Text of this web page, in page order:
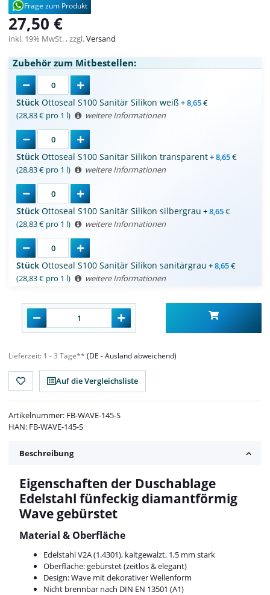
Frage zum Produkt
27,50 €
inkl. 19% MwSt. , zzgl.Versand
Zubehör zum Mitbestellen:
Stück Ottoseal S100 Sanitär Silikon weiß +8,65€
(28,83 € pro 1 l)
weitere Informationen
Stück Ottoseal S100 Sanitär Silikon transparent+8,65€
(28,83 € pro 1 l)
weitere Informationen
Stück Ottoseal S100 Sanitär Silikon silbergrau +8,65€
(28,83 € pro 1 l)
weitere Informationen
Stück Ottoseal S100 Sanitär Silikon sanitärgrau +8,65€
(28,83 € pro 1 l)
weitere Informationen
Lieferzeit: 1 - 3 Tage** (DE - Ausland abweichend)
Auf die Vergleichsliste
Artikelnummer: FB-WAVE-145-S
HAN: FB-WAVE-145-S
Beschreibung
Eigenschaften der Duschablage
Edelstahl fünfeckig diamantförmig
Wave gebürstet
Material & Oberfläche
Edelstahl V2A (1.4301), kaltgewalzt, 1,5 mm stark
Oberfläche: gebürstet (zeitlos & elegant)
Design: Wave mit dekorativer Wellenform
Nicht brennbar nach DIN EN 13501 (A1)